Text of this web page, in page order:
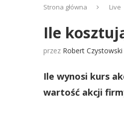
Strona główna Live
Ile
przez Robert Czystowski
Ile wynosi kurs
wartość akcji